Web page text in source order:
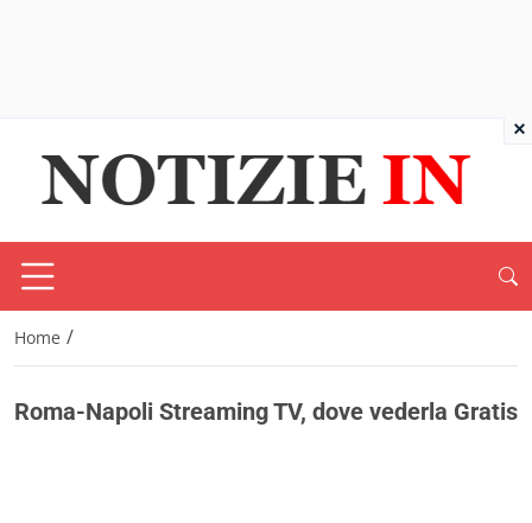
Home /
Roma-Napoli Streaming TV, dove vederla Gratis
×